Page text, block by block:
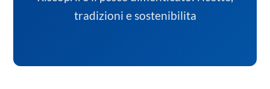
tradizioni e sostenibilita